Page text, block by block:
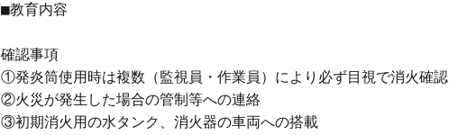
■教育内容
確認事項
①発炎筒使用時は複数（監視員・作業員）により必ず目視で消火確認
②火災が発生した場合の管制等への連絡
③初期消火用の水タンク、消火器の車両への搭載